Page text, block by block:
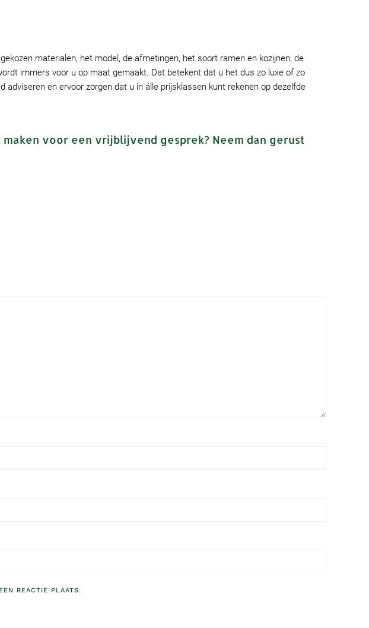
materialen, het model, de afmetingen, het soort ramen en kozijnen, de
immers voor u op maat gemaakt. Dat betekent dat u het dus zo luxe of zo
en ervoor zorgen dat u in álle prijsklassen kunt rekenen op dezelfde
voor een vrijblijvend gesprek? Neem dan gerust
REACTIE PLAATS.